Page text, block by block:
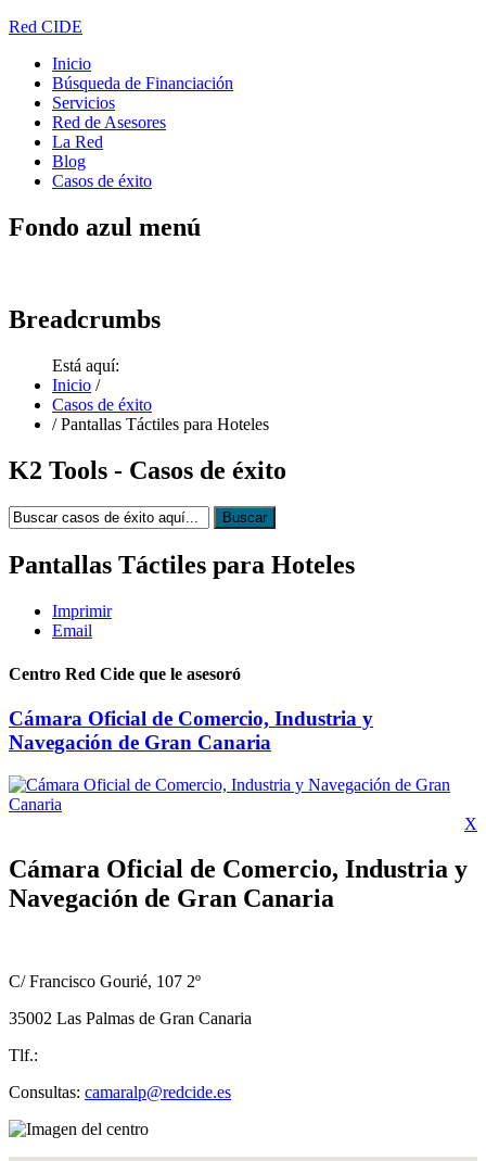
Red CIDE
Inicio
Búsqueda de Financiación
Servicios
Red de Asesores
La Red
Blog
Casos de éxito
Fondo azul menú
Breadcrumbs
Está aquí:
Inicio /
Casos de éxito
/ Pantallas Táctiles para Hoteles
K2 Tools - Casos de éxito
Pantallas Táctiles para Hoteles
Imprimir
Email
Centro Red Cide que le asesoró
Cámara Oficial de Comercio, Industria y
Navegación de Gran Canaria
X
Cámara Oficial de Comercio, Industria y
Navegación de Gran Canaria
C/ Francisco Gourié, 107 2º
35002 Las Palmas de Gran Canaria
Tlf.:
Consultas: camaralp@redcide.es